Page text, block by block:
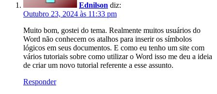
Ednilson diz:
Outubro 23, 2024 às 11:33 pm
Muito bom, gostei do tema. Realmente muitos usuários do
Word não conhecem os atalhos para inserir os símbolos
lógicos em seus documentos. E como eu tenho um site com
vários tutoriais sobre como utilizar o Word isso me deu a ideia
de criar um novo tutorial referente a esse assunto.
Responder